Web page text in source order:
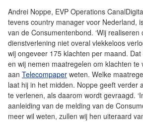
Andrei Noppe, EVP Operations
tevens country manager voor Nederland,
van de Consumentenbond. ‘Wij realiseren
dienstverlening niet overal vlekkeloos
wij ongeveer 175 klachten per maand.
en wij nemen maatregelen om klachten te
aan Telecompaper weten. Welke
laat hij in het midden. Noppe geeft verder
te verlenen, als daarom wordt gevraagd.
aanleiding van de melding van de
meer wil weten, zullen wij hen uiteraard